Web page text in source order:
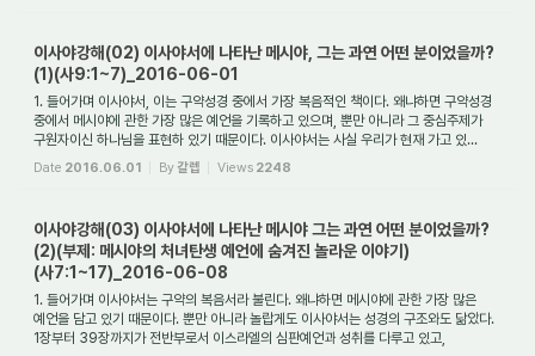
이사야강해(02) 이사야서에 나타난 메시야, 그는 과연 어떤 분이었을까?
(1)(사9:1~7)_2016-06-01
1. 들어가며 이사야서, 이는 구약성경 중에서 가장 복음적인 책이다. 왜냐하면 구약성경
중에서 메시야에 관한 가장 많은 예언을 기록하고 있으며, 뿐만 아니라 그 중심주제가
구원자이신 하나님을 표현하 있기 때문이다. 이사야서는 사실 우리가 현재 가고 있...
Date 2016.06.01 By갈렙 Views 2248
이사야강해(03) 이사야서에 나타난 메시야 그는 과연 어떤 분이었을까?
(2)(부제: 메시야의 처녀탄생 예언에 숨겨진 놀라운 이야기)
(사7:1~17)_2016-06-08
1. 들어가며 이사야서는 구약의 복음서라 불린다. 왜냐하면 메시야에 관한 가장 많은
예언을 담고 있기 때문이다. 뿐만 아니라 놀랍게도 이사야서는 성경의 구조와도 닮았다.
1장부터 39장까지가 전반부로서 이스라엘의 심판예언과 성취를 다루고 있고,